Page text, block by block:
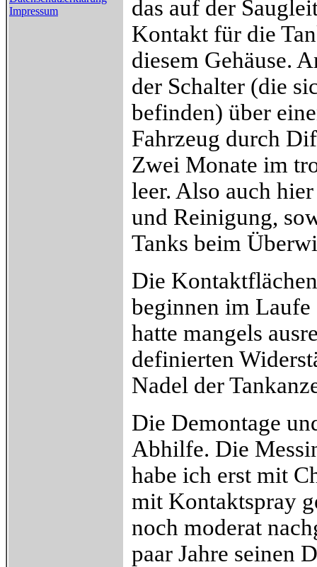
Impressum
das auf der
Kontakt für die
diesem Gehäuse.
der Schalter (die
befinden) über
Fahrzeug durch
Zwei Monate im
leer. Also auch
und Reinigung,
Tanks beim
Die
beginnen im
hatte mangels
definierten
Nadel der
Die Demontage
Abhilfe. Die
habe ich erst mit
mit Kontaktspray
noch moderat
paar Jahre seinen